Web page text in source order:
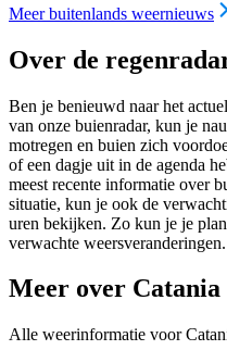
Meer buitenlands weernieuws
Over de
Ben je benieuwd naar het
van onze buienradar, kun je
motregen en buien zich
of een dagje uit in de agenda
meest recente informatie over
situatie, kun je ook de
uren bekijken. Zo kun je je
verwachte weersveranderingen.
Meer over Catania
Alle weerinformatie voor